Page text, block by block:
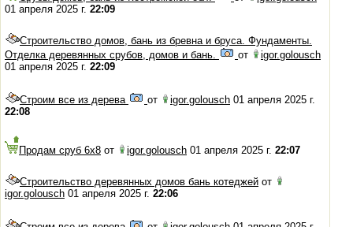
01 апреля 2025 г. 22:09
Строительство домов, бань из бревна и бруса. Фундаменты.
Отделка деревянных срубов, домов и бань.
от
igor.golousch
01 апреля 2025 г. 22:09
Строим все из дерева от igor.golousch 01 апреля 2025 г.
22:08
Продам сруб 6х8 от igor.golousch 01 апреля 2025 г. 22:07
Строительство деревянных домов бань котеджей от
igor.golousch 01 апреля 2025 г. 22:06